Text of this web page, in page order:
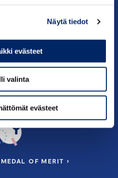
Näytä tiedot
evästeet
valinta
evästeet
OF MERIT ›